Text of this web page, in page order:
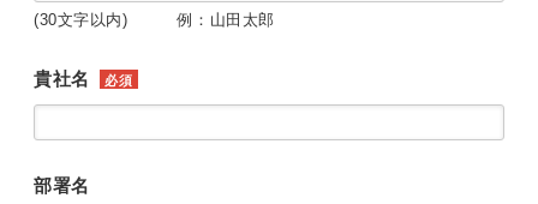
(30文字以内) 例：山田太郎
貴社名 必須
部署名